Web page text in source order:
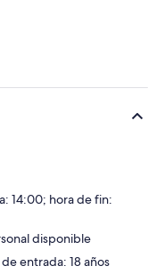
14:00; hora de fin:
disponible
entrada: 18 años